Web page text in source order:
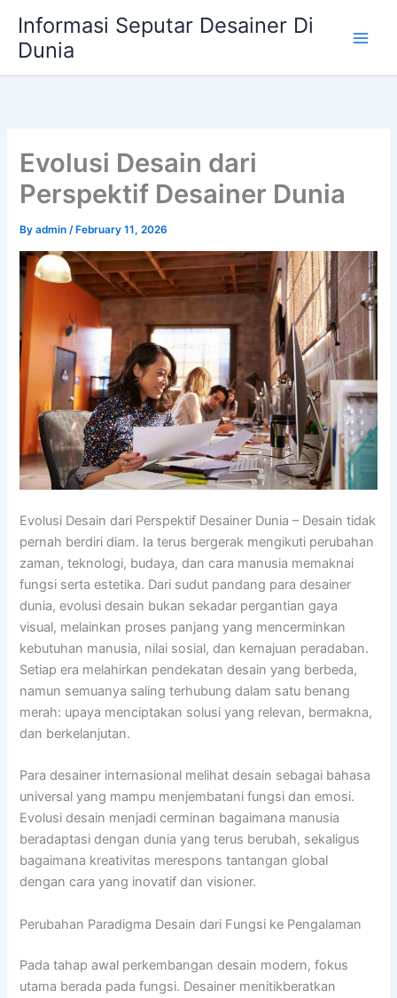
content
Informasi Seputar Desainer Di
Dunia
Evolusi Desain dari
Perspektif Desainer Dunia
Byadmin/ February 11, 2026
Evolusi Desain dari Perspektif Desainer Dunia – Desain tidak
pernah berdiri diam. Ia terus bergerak mengikuti perubahan
zaman, teknologi, budaya, dan cara manusia memaknai
fungsi serta estetika. Dari sudut pandang para desainer
dunia, evolusi desain bukan sekadar pergantian gaya
visual, melainkan proses panjang yang mencerminkan
kebutuhan manusia, nilai sosial, dan kemajuan peradaban.
Setiap era melahirkan pendekatan desain yang berbeda,
namun semuanya saling terhubung dalam satu benang
merah: upaya menciptakan solusi yang relevan, bermakna,
dan berkelanjutan.
Para desainer internasional melihat desain sebagai bahasa
universal yang mampu menjembatani fungsi dan emosi.
Evolusi desain menjadi cerminan bagaimana manusia
beradaptasi dengan dunia yang terus berubah, sekaligus
bagaimana kreativitas merespons tantangan global
dengan cara yang inovatif dan visioner.
Perubahan Paradigma Desain dari Fungsi ke Pengalaman
Pada tahap awal perkembangan desain modern, fokus
utama berada pada fungsi. Desainer menitikberatkan